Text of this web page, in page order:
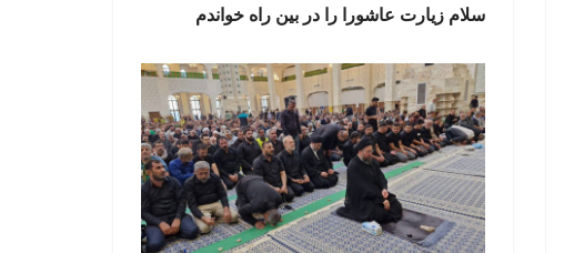
سلام زیارت عاشورا را در بین راه خواندم